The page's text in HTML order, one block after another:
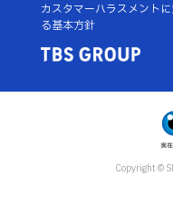
カスタマーハラスメント
る基本方針
Copyright ©